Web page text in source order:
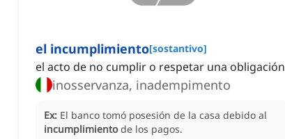
el incumplimiento[sostantivo]
el acto de no cumplir o respetar una obligación
inosservanza, inadempimento
Ex: El banco tomó posesión de la casa debido al
incumplimiento de los pagos.